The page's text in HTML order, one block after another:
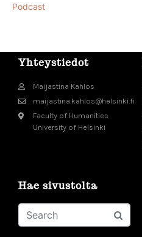
Podcast
Yhteystiedot
Maijastina Kahlos
maijastina.kahlos@helsinki.fi
Faculty of Humanities
University of Helsinki
Hae sivustolta